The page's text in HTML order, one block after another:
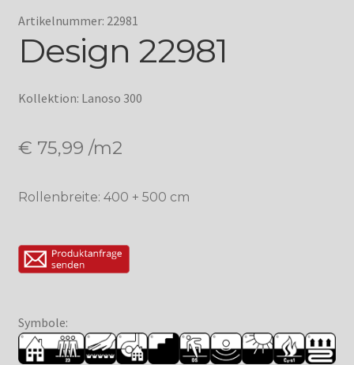
Artikelnummer: 22981
Design 22981
Kollektion: Lanoso 300
€ 75,99 /m2
Rollenbreite: 400 + 500 cm
Symbole: